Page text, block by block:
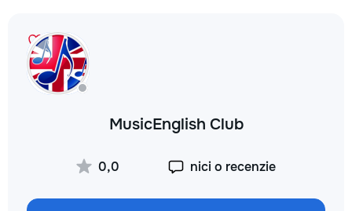
MusicEnglish Club
0,0 nici o recenzie